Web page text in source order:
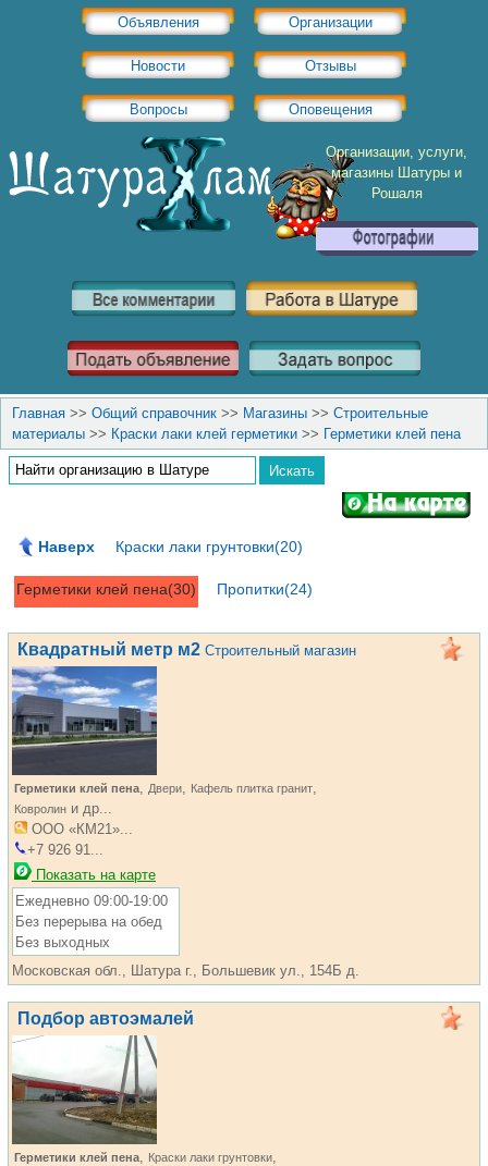
Объявления Организации
Новости Отзывы
Вопросы Оповещения
Организации, услуги,
магазины Шатуры и
Рошаля
Главная >> Общий справочник >> Магазины >> Строительные
материалы >> Краски лаки клей герметики >> Герметики клей пена
Наверх Краски лаки грунтовки(20)
Герметики клей пена(30) Пропитки(24)
Квадратный метр м2 Строительный магазин
Герметики клей пена, Двери, Кафель плитка гранит,
Ковролин и др...
ООО «КМ21»...
+7 926 91...
Показать на карте
Ежедневно 09:00-19:00
Без перерыва на обед
Без выходных
Московская обл., Шатура г., Большевик ул., 154Б д.
Подбор автоэмалей
Герметики клей пена, Краски лаки грунтовки,